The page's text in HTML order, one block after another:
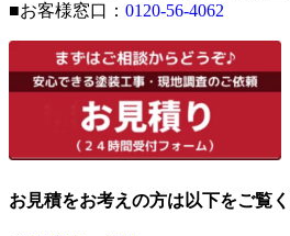
■お客様窓口： 0120-56-4062
お見積をお考えの方は以下をご覧